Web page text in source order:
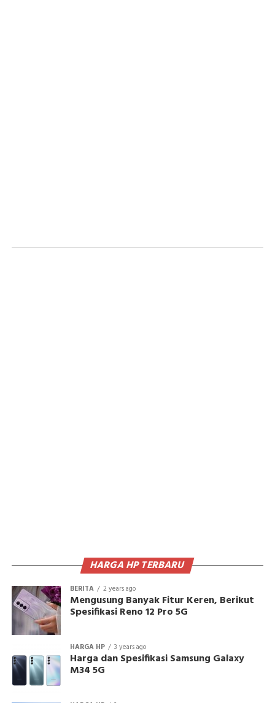
HARGA HP TERBARU
BERITA 2 years ago
Mengusung Banyak Fitur Keren, Berikut
Spesifikasi Reno 12 Pro 5G
HARGA HP 3 years ago
Harga dan Spesifikasi Samsung Galaxy
M34 5G